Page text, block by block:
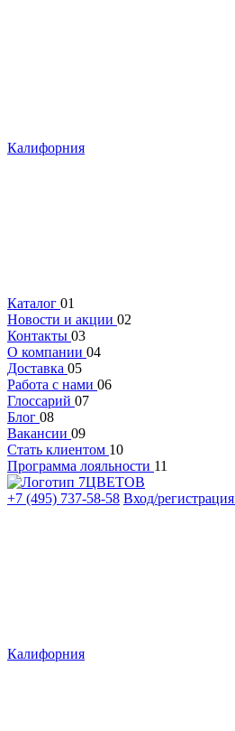
Калифорния
Каталог 01
Новости и акции 02
Контакты 03
О компании 04
Доставка 05
Работа с нами 06
Глоссарий 07
Блог 08
Вакансии 09
Стать клиентом 10
Программа лояльности 11
+7 (495) 737-58-58 Вход/регистрация
Калифорния